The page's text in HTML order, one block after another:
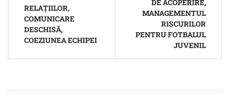
RELAȚIILOR,
COMUNICARE
DESCHISĂ,
COEZIUNEA ECHIPEI
DE ACOPERIRE,
MANAGEMENTUL
RISCURILOR
PENTRU FOTBALUL
JUVENIL